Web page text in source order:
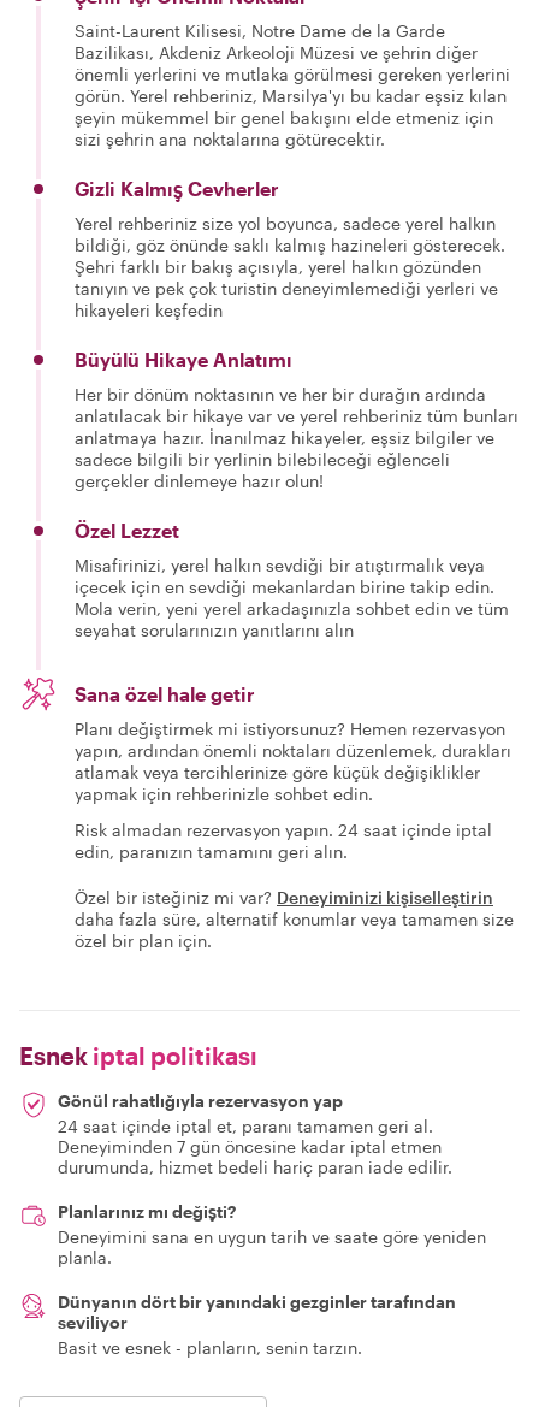
Saint-Laurent Kilisesi, Notre Dame de la Garde
Bazilikası, Akdeniz Arkeoloji Müzesi ve şehrin diğer
önemli yerlerini ve mutlaka görülmesi gereken yerlerini
görün. Yerel rehberiniz, Marsilya'yı bu kadar eşsiz kılan
şeyin mükemmel bir genel bakışını elde etmeniz için
sizi şehrin ana noktalarına götürecektir.
Gizli Kalmış Cevherler
Yerel rehberiniz size yol boyunca, sadece yerel halkın
bildiği, göz önünde saklı kalmış hazineleri gösterecek.
Şehri farklı bir bakış açısıyla, yerel halkın gözünden
tanıyın ve pek çok turistin deneyimlemediği yerleri ve
hikayeleri keşfedin
Büyülü Hikaye Anlatımı
Her bir dönüm noktasının ve her bir durağın ardında
anlatılacak bir hikaye var ve yerel rehberiniz tüm bunları
anlatmaya hazır. İnanılmaz hikayeler, eşsiz bilgiler ve
sadece bilgili bir yerlinin bilebileceği eğlenceli
gerçekler dinlemeye hazır olun!
Özel Lezzet
Misafirinizi, yerel halkın sevdiği bir atıştırmalık veya
içecek için en sevdiği mekanlardan birine takip edin.
Mola verin, yeni yerel arkadaşınızla sohbet edin ve tüm
seyahat sorularınızın yanıtlarını alın
Sana özel hale getir
Planı değiştirmek mi istiyorsunuz? Hemen rezervasyon
yapın, ardından önemli noktaları düzenlemek, durakları
atlamak veya tercihlerinize göre küçük değişiklikler
yapmak için rehberinizle sohbet edin.
Risk almadan rezervasyon yapın. 24 saat içinde iptal
edin, paranızın tamamını geri alın.
Özel bir isteğiniz mi var? Deneyiminizi kişiselleştirin
daha fazla süre, alternatif konumlar veya tamamen size
özel bir plan için.
Esnek iptal politikası
Gönül rahatlığıyla rezervasyon yap
24 saat içinde iptal et, paranı tamamen geri al.
Deneyiminden 7 gün öncesine kadar iptal etmen
durumunda, hizmet bedeli hariç paran iade edilir.
Planlarınız mı değişti?
Deneyimini sana en uygun tarih ve saate göre yeniden
planla.
Dünyanın dört bir yanındaki gezginler tarafından
seviliyor
Basit ve esnek - planların, senin tarzın.